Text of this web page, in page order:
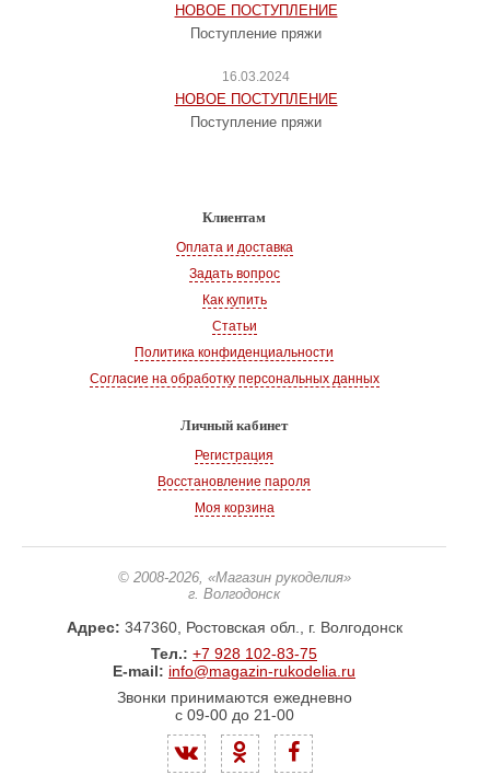
НОВОЕ ПОСТУПЛЕНИЕ
Поступление пряжи
16.03.2024
НОВОЕ ПОСТУПЛЕНИЕ
Поступление пряжи
Клиентам
Оплата и доставка
Задать вопрос
Как купить
Статьи
Политика конфиденциальности
Согласие на обработку персональных данных
Личный кабинет
Регистрация
Восстановление пароля
Моя корзина
© 2008-2026, «Магазин рукоделия»
г. Волгодонск
Адрес: 347360, Ростовская обл., г. Волгодонск
Тел.: +7 928 102-83-75
E-mail: info@magazin-rukodelia.ru
Звонки принимаются ежедневно
с 09-00 до 21-00